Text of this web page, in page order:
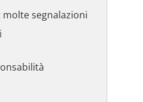
segnalazioni